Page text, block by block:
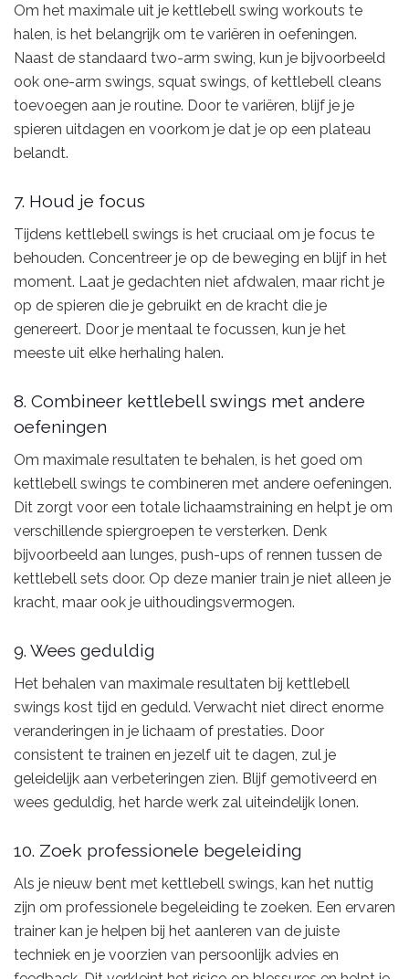
Om het maximale uit je kettlebell swing workouts te
halen, is het belangrijk om te variëren in oefeningen.
Naast de standaard two-arm swing, kun je bijvoorbeeld
ook one-arm swings, squat swings, of kettlebell cleans
toevoegen aan je routine. Door te variëren, blijf je je
spieren uitdagen en voorkom je dat je op een plateau
belandt.
7. Houd je focus
Tijdens kettlebell swings is het cruciaal om je focus te
behouden. Concentreer je op de beweging en blijf in het
moment. Laat je gedachten niet afdwalen, maar richt je
op de spieren die je gebruikt en de kracht die je
genereert. Door je mentaal te focussen, kun je het
meeste uit elke herhaling halen.
8. Combineer kettlebell swings met andere
oefeningen
Om maximale resultaten te behalen, is het goed om
kettlebell swings te combineren met andere oefeningen.
Dit zorgt voor een totale lichaamstraining en helpt je om
verschillende spiergroepen te versterken. Denk
bijvoorbeeld aan lunges, push-ups of rennen tussen de
kettlebell sets door. Op deze manier train je niet alleen je
kracht, maar ook je uithoudingsvermogen.
9. Wees geduldig
Het behalen van maximale resultaten bij kettlebell
swings kost tijd en geduld. Verwacht niet direct enorme
veranderingen in je lichaam of prestaties. Door
consistent te trainen en jezelf uit te dagen, zul je
geleidelijk aan verbeteringen zien. Blijf gemotiveerd en
wees geduldig, het harde werk zal uiteindelijk lonen.
10. Zoek professionele begeleiding
Als je nieuw bent met kettlebell swings, kan het nuttig
zijn om professionele begeleiding te zoeken. Een ervaren
trainer kan je helpen bij het aanleren van de juiste
techniek en je voorzien van persoonlijk advies en